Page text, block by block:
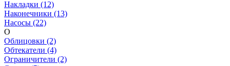
Накладки (12)
Наконечники (13)
Насосы (22)
О
Облицовки (2)
Обтекатели (4)
Ограничители (2)